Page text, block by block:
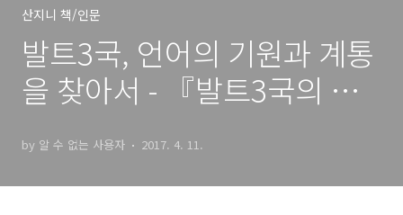
산지니 책/인문
발트3국, 언어의 기원과 계통
을 찾아서 - 『발트3국의 언
by 알 수 없는 사용자 2017. 4. 11.